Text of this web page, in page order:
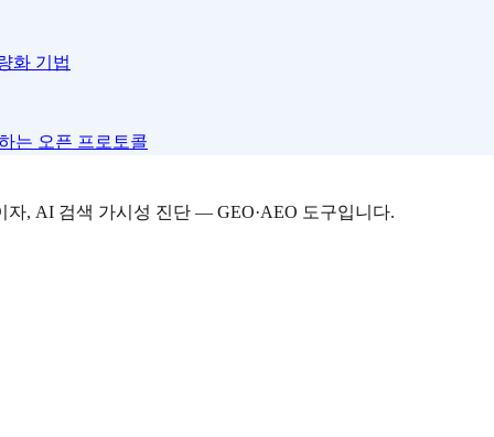
화 기법
는 오픈 프로토콜
자, AI 검색 가시성 진단 — GEO·AEO 도구입니다.